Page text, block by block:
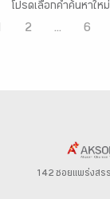
โปรดเลือกคำค้นหาให
2 ... 6
142 ซอยแพร่งส